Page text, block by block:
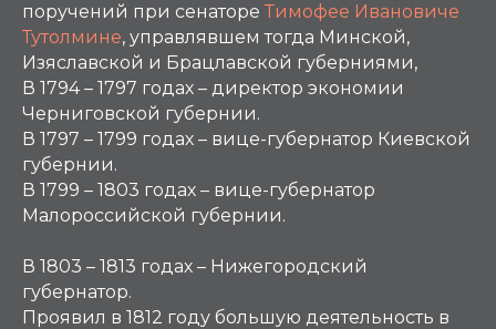
поручений при сенаторе Тимофее Ивановиче
Тутолмине, управлявшем тогда Минской,
Изяславской и Брацлавской губерниями,
В 1794 – 1797 годах – директор экономии
Черниговской губернии.
В 1797 – 1799 годах – вице-губернатор Киевской
губернии.
В 1799 – 1803 годах – вице-губернатор
Малороссийской губернии.
В 1803 – 1813 годах – Нижегородский
губернатор.
Проявил в 1812 году большую деятельность в